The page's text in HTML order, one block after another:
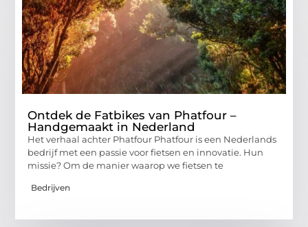
Ontdek de Fatbikes van Phatfour –
Handgemaakt in Nederland
Het verhaal achter Phatfour Phatfour is een Nederlands
bedrijf met een passie voor fietsen en innovatie. Hun
missie? Om de manier waarop we fietsen te
Bedrijven